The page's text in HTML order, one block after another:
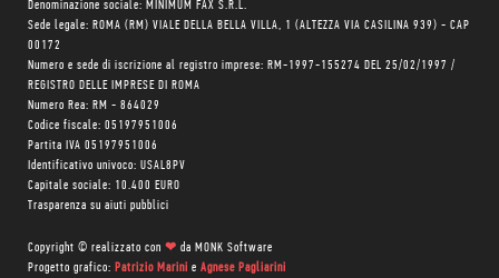
Denominazione sociale: MINIMUM FAX S.R.L.
Sede legale: ROMA (RM) VIALE DELLA BELLA VILLA, 1 (ALTEZZA VIA CASILINA 939) - CAP
00172
Numero e sede di iscrizione al registro imprese: RM-1997-155274 DEL 25/02/1997 /
REGISTRO DELLE IMPRESE DI ROMA
Numero Rea: RM - 864029
Codice fiscale: 05197951006
Partita IVA 05197951006
Identificativo univoco: USAL8PV
Capitale sociale: 10.400 EURO
Trasparenza su aiuti pubblici
Copyright © realizzato con ❤ da MONK Software
Progetto grafico: Patrizio Marini e Agnese Pagliarini